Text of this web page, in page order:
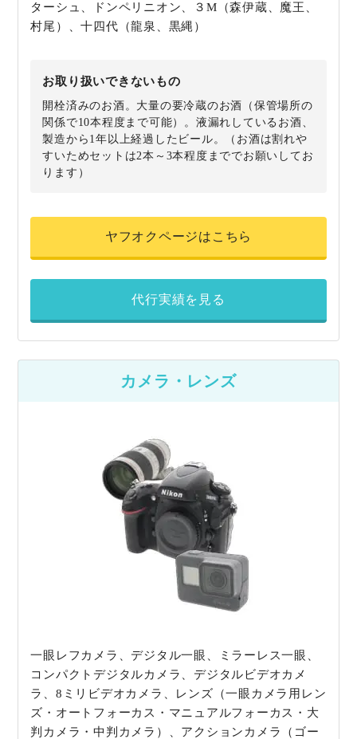
ターシュ、ドンペリニオン、３M（森伊蔵、魔王、
村尾）、十四代（龍泉、黒縄）
お取り扱いできないもの
開栓済みのお酒。大量の要冷蔵のお酒（保管場所の
関係で10本程度まで可能）。液漏れしているお酒、
製造から1年以上経過したビール。（お酒は割れや
すいためセットは2本～3本程度まででお願いしてお
ります）
ヤフオクページはこちら
代行実績を見る
カメラ・レンズ
一眼レフカメラ、デジタル一眼、ミラーレス一眼、
コンパクトデジタルカメラ、デジタルビデオカメ
ラ、8ミリビデオカメラ、レンズ（一眼カメラ用レン
ズ・オートフォーカス・マニュアルフォーカス・大
判カメラ・中判カメラ）、アクションカメラ（ゴー